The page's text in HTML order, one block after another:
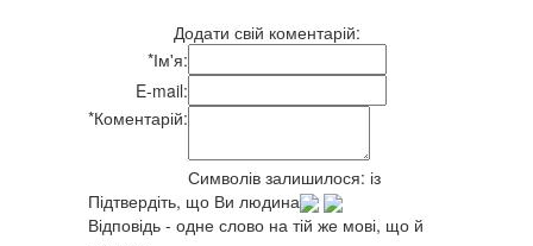
Додати свій коментарій:
*Ім'я:
E-mail:
*Коментарій:
Символів залишилося: із
Підтвердіть, що Ви людина
Відповідь - одне слово на тій же мові, що й